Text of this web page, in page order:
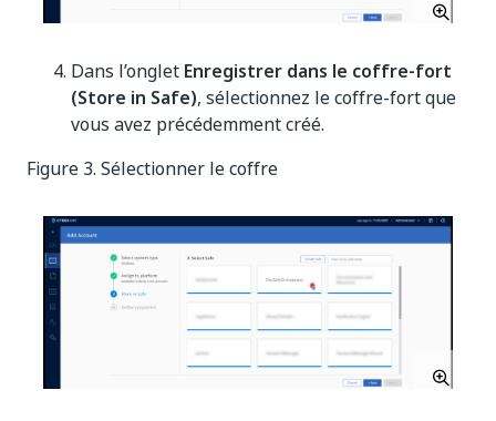
Dans l’onglet Enregistrer dans le coffre-fort
(Store in Safe), sélectionnez le coffre-fort que
vous avez précédemment créé.
Figure 3. Sélectionner le coffre